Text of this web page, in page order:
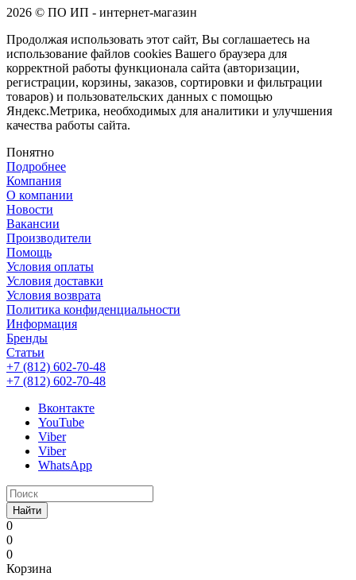
2026 © ПО ИП - интернет-магазин
Продолжая использовать этот сайт, Вы соглашаетесь на
использование файлов cookies Вашего браузера для
корректной работы функционала сайта (авторизации,
регистрации, корзины, заказов, сортировки и фильтрации
товаров) и пользовательских данных с помощью
Яндекс.Метрика, необходимых для аналитики и улучшения
качества работы сайта.
Понятно
Подробнее
Компания
О компании
Новости
Вакансии
Производители
Помощь
Условия оплаты
Условия доставки
Условия возврата
Политика конфиденциальности
Информация
Бренды
Статьи
+7 (812) 602-70-48
+7 (812) 602-70-48
Вконтакте
YouTube
Viber
Viber
WhatsApp
Найти
0
0
0
Корзина